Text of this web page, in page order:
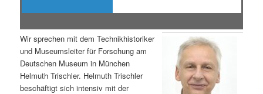
Wir sprechen mit dem Technikhistoriker
und Museumsleiter für Forschung am
Deutschen Museum in München
Helmuth Trischler. Helmuth Trischler
beschäftigt sich intensiv mit der